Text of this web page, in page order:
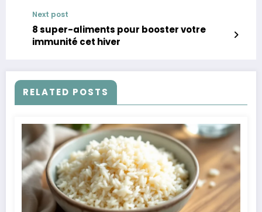
Next post
8 super-aliments pour booster votre
immunité cet hiver
RELATED POSTS